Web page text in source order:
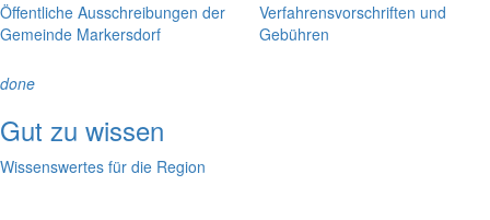
Öffentliche Ausschreibungen der
Gemeinde Markersdorf
Verfahrensvorschriften und
Gebühren
done
Gut zu wissen
Wissenswertes für die Region